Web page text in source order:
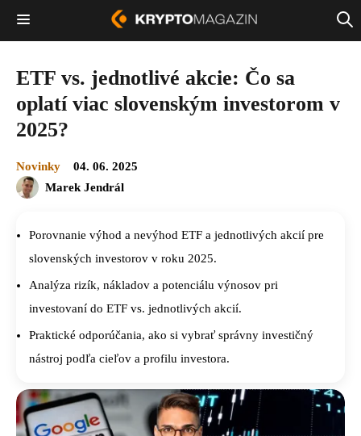
ETF vs. jednotlivé akcie: Čo sa
oplatí viac slovenským investorom v
2025?
Novinky
04. 06. 2025
Marek Jendrál
Porovnanie výhod a nevýhod ETF a jednotlivých akcií pre
slovenských investorov v roku 2025.
Analýza rizík, nákladov a potenciálu výnosov pri
investovaní do ETF vs. jednotlivých akcií.
Praktické odporúčania, ako si vybrať správny investičný
nástroj podľa cieľov a profilu investora.